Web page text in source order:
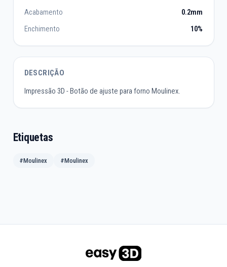
Acabamento
0.2mm
Enchimento
10%
DESCRIÇÃO
Impressão 3D - Botão de ajuste para forno Moulinex.
Etiquetas
#Moulinex #Moulinex